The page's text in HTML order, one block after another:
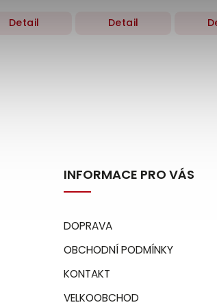
Detail Detail
INFORMACE PRO VÁS
DOPRAVA
OBCHODNÍ PODMÍNKY
KONTAKT
VELKOOBCHOD